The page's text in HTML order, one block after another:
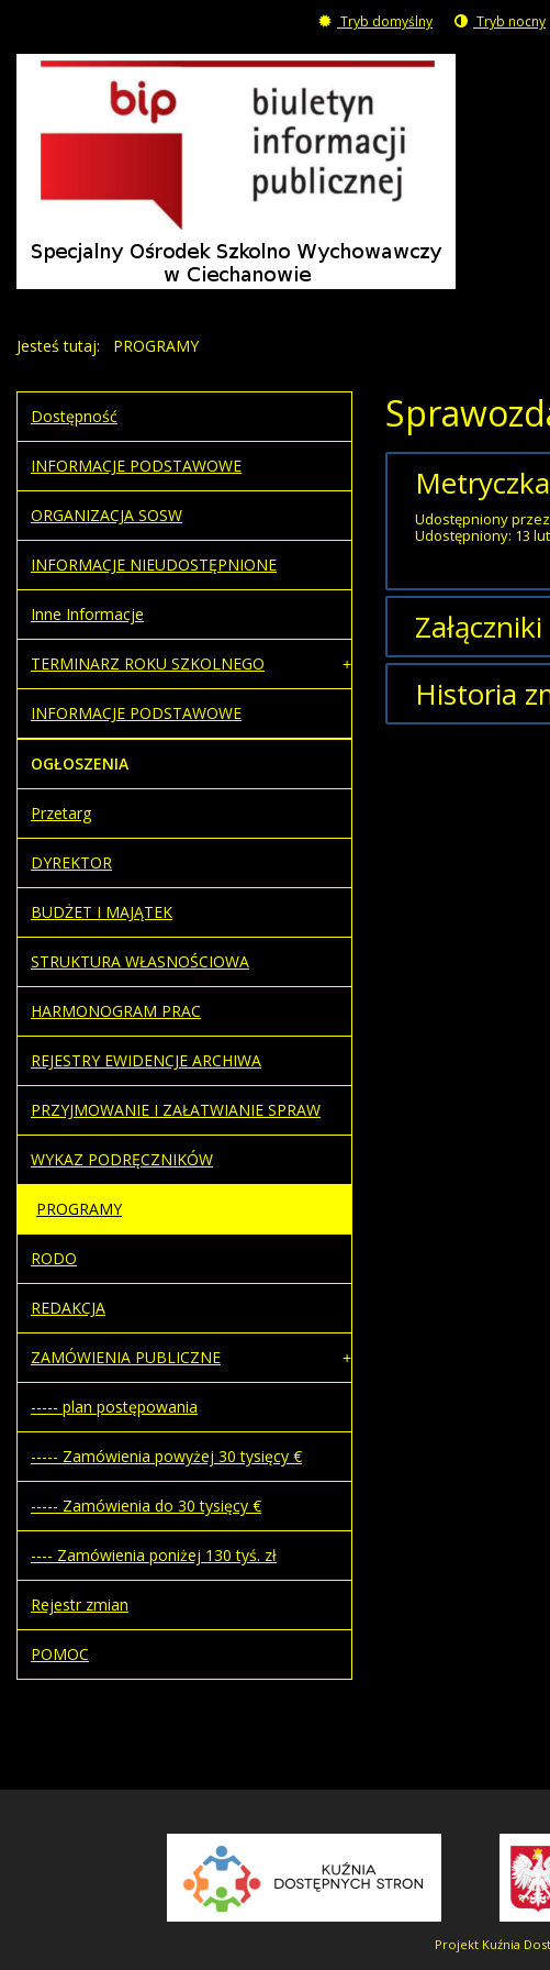
Tryb domyślny Tryb nocny
Jesteś tutaj: PROGRAMY
Metryczka
Udostępniony
Udostępniony: 13
Załączniki
Brak załączników.
Historia
Dostępność
INFORMACJE PODSTAWOWE
ORGANIZACJA SOSW
INFORMACJE NIEUDOSTĘPNIONE
Inne Informacje
TERMINARZ ROKU SZKOLNEGO
INFORMACJE PODSTAWOWE
OGŁOSZENIA
Przetarg
DYREKTOR
BUDŻET I MAJĄTEK
STRUKTURA WŁASNOŚCIOWA
HARMONOGRAM PRAC
REJESTRY EWIDENCJE ARCHIWA
PRZYJMOWANIE I ZAŁATWIANIE SPRAW
WYKAZ PODRĘCZNIKÓW
PROGRAMY
RODO
REDAKCJA
ZAMÓWIENIA PUBLICZNE
----- plan postępowania
----- Zamówienia powyżej 30 tysięcy €
----- Zamówienia do 30 tysięcy €
---- Zamówienia poniżej 130 tyś. zł
Rejestr zmian
POMOC
Projekt Kuźnia